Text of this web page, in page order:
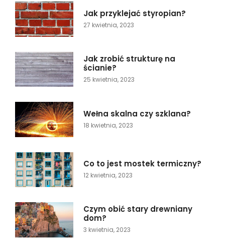
Jak przyklejać styropian?
27 kwietnia, 2023
Jak zrobić strukturę na
ścianie?
25 kwietnia, 2023
Wełna skalna czy szklana?
18 kwietnia, 2023
Co to jest mostek termiczny?
12 kwietnia, 2023
Czym obić stary drewniany
dom?
3 kwietnia, 2023